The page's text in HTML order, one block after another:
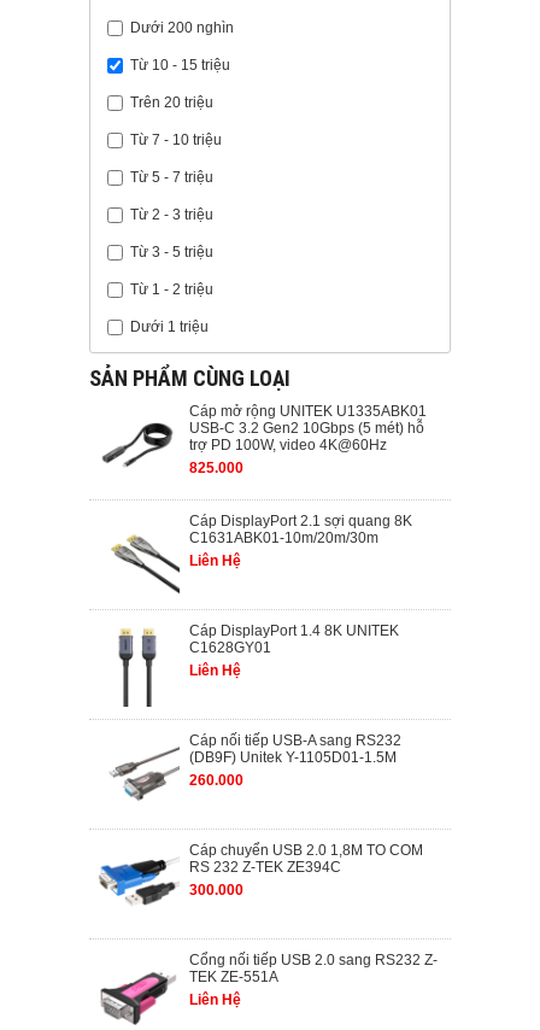
Dưới 200 nghìn
Từ 10 - 15 triệu
Trên 20 triệu
Từ 7 - 10 triệu
Từ 5 - 7 triệu
Từ 2 - 3 triệu
Từ 3 - 5 triệu
Từ 1 - 2 triệu
Dưới 1 triệu
SẢN PHẨM CÙNG LOẠI
Cáp mở rộng UNITEK U1335ABK01
USB-C 3.2 Gen2 10Gbps (5 mét) hỗ
trợ PD 100W, video 4K@60Hz
825.000
Cáp DisplayPort 2.1 sợi quang 8K
C1631ABK01-10m/20m/30m
Liên Hệ
Cáp DisplayPort 1.4 8K UNITEK
C1628GY01
Liên Hệ
Cáp nối tiếp USB-A sang RS232
(DB9F) Unitek Y-1105D01-1.5M
260.000
Cáp chuyển USB 2.0 1,8M TO COM
RS 232 Z-TEK ZE394C
300.000
Cổng nối tiếp USB 2.0 sang RS232 Z-
TEK ZE-551A
Liên Hệ